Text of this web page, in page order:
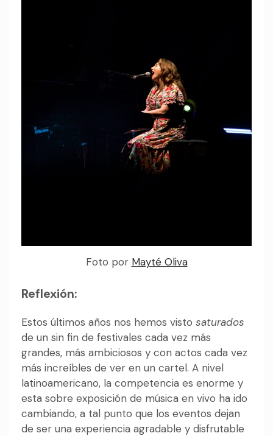
Foto por Mayté Oliva
Reflexión:
Estos últimos años nos hemos visto saturados
de un sin fin de festivales cada vez más
grandes, más ambiciosos y con actos cada vez
más increíbles de ver en un cartel. A nivel
latinoamericano, la competencia es enorme y
esta sobre exposición de música en vivo ha ido
cambiando, a tal punto que los eventos dejan
de ser una experiencia agradable y disfrutable